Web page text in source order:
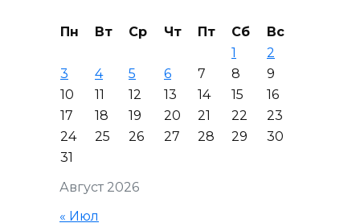
Август 2026
Пн Вт Ср Чт Пт Сб
Вс
1
2
3
4 5 6 7 8
9
10
11 12 13 14 15
16
17
18 19 20 21 22
23
24
25 26 27 28 29
30
31
« Июл